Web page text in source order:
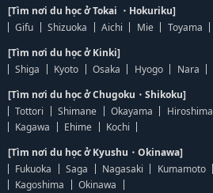
[Tìm nơi du học ở Tokai ・Hokuriku]
Gifu
Shizuoka Aichi Mie Toyama
[Tìm nơi du học ở Kinki]
Shiga
Kyoto Osaka Hyogo Nara
[Tìm nơi du học ở Chugoku・Shikoku]
Tottori
Shimane Okayama Hiroshima
Kagawa
Ehime
Kochi
[Tìm nơi du học ở Kyushu・Okinawa]
Fukuoka
Saga Nagasaki Kumamoto
Kagoshima
Okinawa